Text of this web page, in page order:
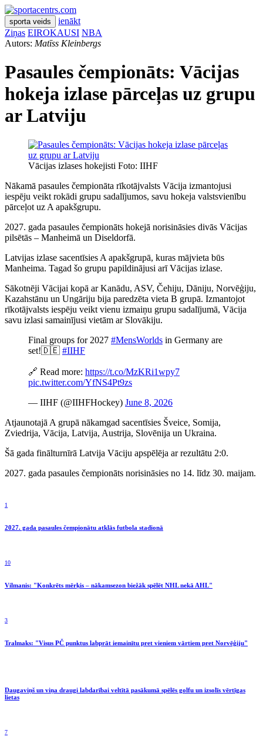
sporta veids
ienākt
Ziņas EIROKAUSI NBA
Autors: Matīss Kleinbergs
Pasaules čempionāts: Vācijas
hokeja izlase pārceļas uz grupu
ar Latviju
Vācijas izlases hokejisti Foto: IIHF
Nākamā pasaules čempionāta rīkotājvalsts Vācija izmantojusi
iespēju veikt rokādi grupu sadalījumos, savu hokeja valstsvienību
pārceļot uz A apakšgrupu.
2027. gada pasaules čempionāts hokejā norisināsies divās Vācijas
pilsētās – Manheimā un Diseldorfā.
Latvijas izlase sacentīsies A apakšgrupā, kuras mājvieta būs
Manheima. Tagad šo grupu papildinājusi arī Vācijas izlase.
Sākotnēji Vācijai kopā ar Kanādu, ASV, Čehiju, Dāniju, Norvēģiju,
Kazahstānu un Ungāriju bija paredzēta vieta B grupā. Izmantojot
rīkotājvalsts iespēju veikt vienu izmaiņu grupu sadalījumā, Vācija
savu izlasi samainījusi vietām ar Slovākiju.
Final groups for 2027 #MensWorlds in Germany are
set!🇩🇪 #IIHF
🔗 Read more: https://t.co/MzKRi1wpy7
pic.twitter.com/YfNS4Pt9zs
— IIHF (@IIHFHockey) June 8, 2026
Atjaunotajā A grupā nākamgad sacentīsies Šveice, Somija,
Zviedrija, Vācija, Latvija, Austrija, Slovēnija un Ukraina.
Šā gada finālturnīrā Latvija Vāciju apspēlēja ar rezultātu 2:0.
2027. gada pasaules čempionāts norisināsies no 14. līdz 30. maijam.
1
2027. gada pasaules čempionātu atklās futbola stadionā
10
Vilmanis: "Konkrēts mērķis – nākamsezon biežāk spēlēt NHL nekā AHL"
3
Tralmaks: "Visus PČ punktus labprāt iemainītu pret vieniem vārtiem pret Norvēģiju"
Daugaviņš un viņa draugi labdarībai veltītā pasākumā spēlēs golfu un izsolīs vērtīgas
lietas
7